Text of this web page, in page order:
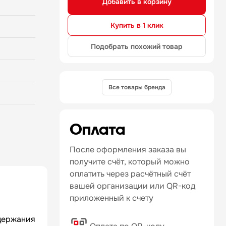
мягкий
из
250
Купить в 1 клик
Подобрать похожий товар
Все товары бренда
Оплата
После оформления заказа вы
получите счёт, который можно
оплатить через расчётный счёт
вашей организации или QR-код
приложенный к счету